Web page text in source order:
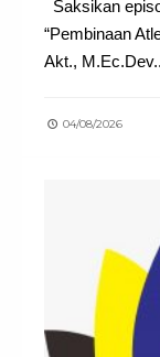
Saksikan
“Pembinaan
Akt., M.Ec.Dev.
04/08/2026